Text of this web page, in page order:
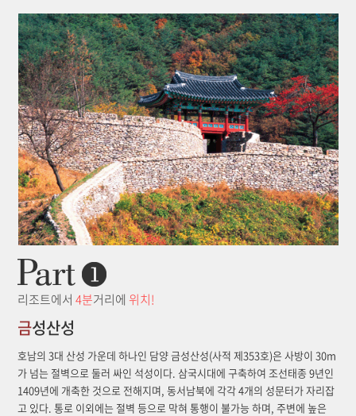
리조트에서4분거리에 위치!
금성산성
호남의 3대 산성 가운데 하나인 담양 금성산성(사적 제353호)은 사방이 30m
가 넘는 절벽으로 둘러 싸인 석성이다. 삼국시대에 구축하여 조선태종 9년인
1409년에 개축한 것으로 전해지며, 동서남북에 각각 4개의 성문터가 자리잡
고 있다. 통로 이외에는 절벽 등으로 막혀 통행이 불가능 하며, 주변에 높은